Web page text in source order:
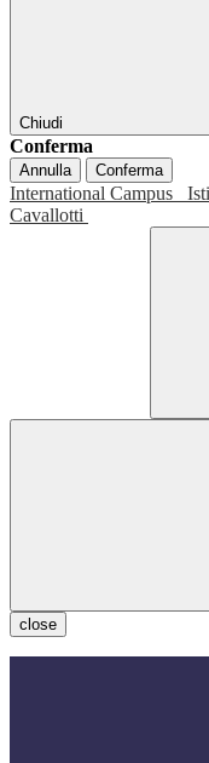
Chiudi
Conferma
Annulla Conferma
International Campus
Cavallotti
close